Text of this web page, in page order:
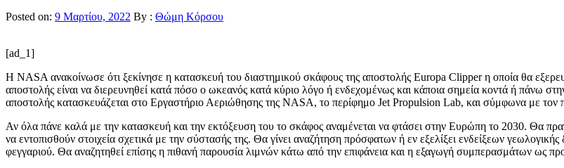
Posted on: 9 Μαρτίου, 2022 By : Θώμη Κόρσου
[ad_1]
Η NASA ανακοίνωσε ότι ξεκίνησε η κατασκευή του διαστημικού σκάφους της αποστολής Europa Clipper η οποία θα
αποστολής είναι να διερευνηθεί κατά πόσο ο ωκεανός κατά κύριο λόγο ή ενδεχομένως και κάποια σημεία κοντά ή πάνω
αποστολής κατασκευάζεται στο Εργαστήριο Αεριώθησης της NASA, το περίφημο Jet Propulsion Lab, και σύμφωνα με τον
Αν όλα πάνε καλά με την κατασκευή και την εκτόξευση του το σκάφος αναμένεται να φτάσει στην Ευρώπη το 2030. Θα
να εντοπισθούν στοιχεία σχετικά με την σύστασής της. Θα γίνει αναζήτηση πρόσφατων ή εν εξελίξει ενδείξεων
φεγγαριού. Θα αναζητηθεί επίσης η πιθανή παρουσία λιμνών κάτω από την επιφάνεια και η εξαγωγή συμπερασμάτων ως